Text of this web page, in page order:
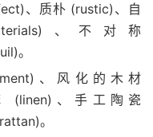
、质朴 (rustic)、自
、不对称
。
、风化的木材
(linen)、手工陶瓷
。